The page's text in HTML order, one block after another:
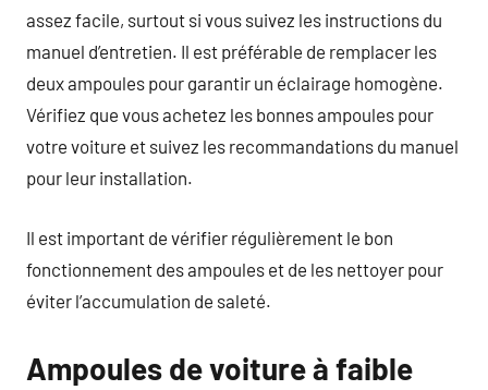
assez facile, surtout si vous suivez les instructions du
manuel d’entretien. Il est préférable de remplacer les
deux ampoules pour garantir un éclairage homogène.
Vérifiez que vous achetez les bonnes ampoules pour
votre voiture et suivez les recommandations du manuel
pour leur installation.
Il est important de vérifier régulièrement le bon
fonctionnement des ampoules et de les nettoyer pour
éviter l’accumulation de saleté.
Ampoules de voiture à faible